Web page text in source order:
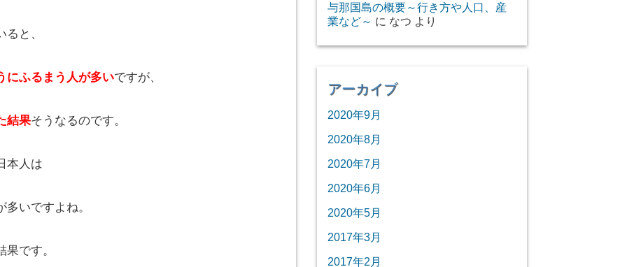
ると、
にふるまう人が多いですが、
結果そうなるのです。
本人は
いですよね。
です。
与那国島の概要～行き方や人口、産
業など～ に なつ より
アーカイブ
2020年9月
2020年8月
2020年7月
2020年6月
2020年5月
2017年3月
2017年2月